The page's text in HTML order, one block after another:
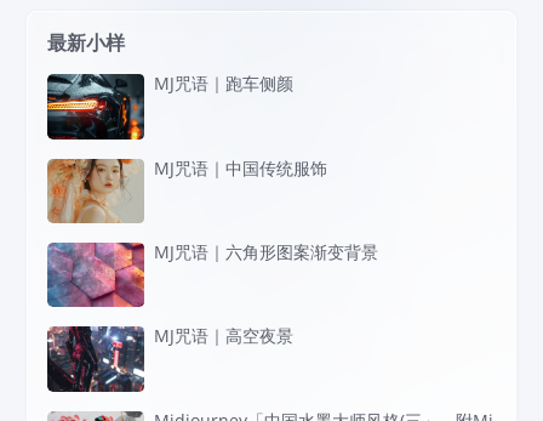
最新小样
MJ咒语｜跑车侧颜
MJ咒语｜中国传统服饰
MJ咒语｜六角形图案渐变背景
MJ咒语｜高空夜景